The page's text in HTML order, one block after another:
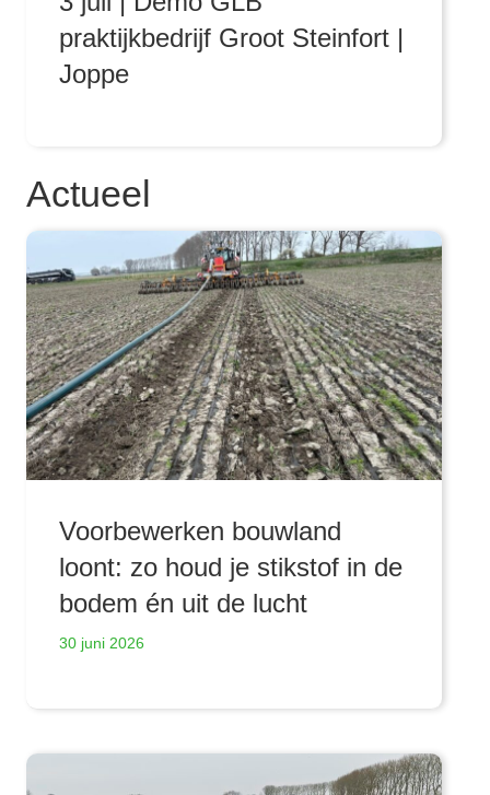
praktijkbedrijf Groot Steinfort |
Joppe
Actueel
Voorbewerken bouwland
loont: zo houd je stikstof in de
bodem én uit de lucht
30 juni 2026